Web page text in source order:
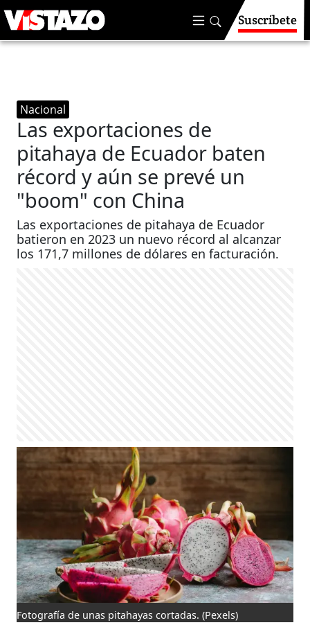
Suscríbete
Nacional
Las exportaciones de
pitahaya de Ecuador baten
récord y aún se prevé un
"boom" con China
Las exportaciones de pitahaya de Ecuador
batieron en 2023 un nuevo récord al alcanzar
los 171,7 millones de dólares en facturación.
Fotografía de unas pitahayas cortadas. (Pexels)